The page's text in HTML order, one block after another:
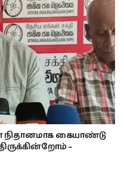
கையாண்டு
–